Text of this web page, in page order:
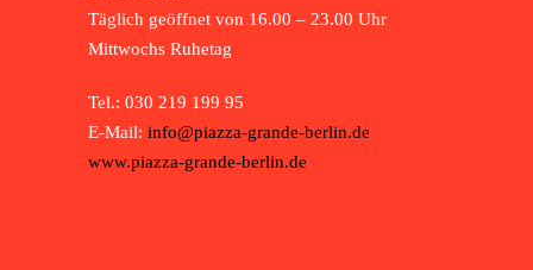
Täglich geöffnet von 16.00 – 23.00 Uhr
Mittwochs Ruhetag
Tel.: 030 219 199 95
E-Mail: info@piazza-grande-berlin.de
www.piazza-grande-berlin.de